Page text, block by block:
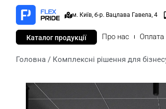
м. Київ, б-р. Вацлава Гавела, 4
Каталог продукції Про нас Оплата
Головна / Комплексні рішення для